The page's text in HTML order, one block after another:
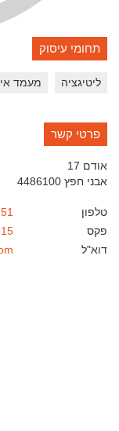
תחומי עיסוק
ליטיגציה מעמד
פרטי קשר
אודם 17
אבני חפץ 4486100
טלפון
פקס
דוא"ל